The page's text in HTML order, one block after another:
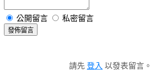
公開留言 私密留言
發佈留言
請先 登入 以發表留言。